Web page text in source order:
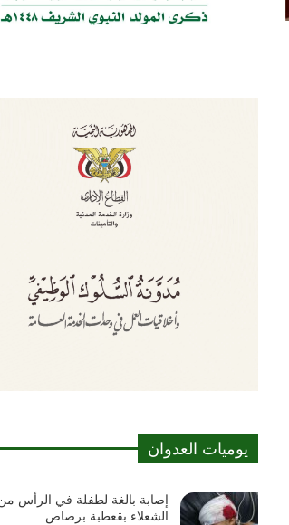
يوميات العدوان
إصابة بالغة لطفلة في الرأس
الشعلاء بقعطبة برصاص…